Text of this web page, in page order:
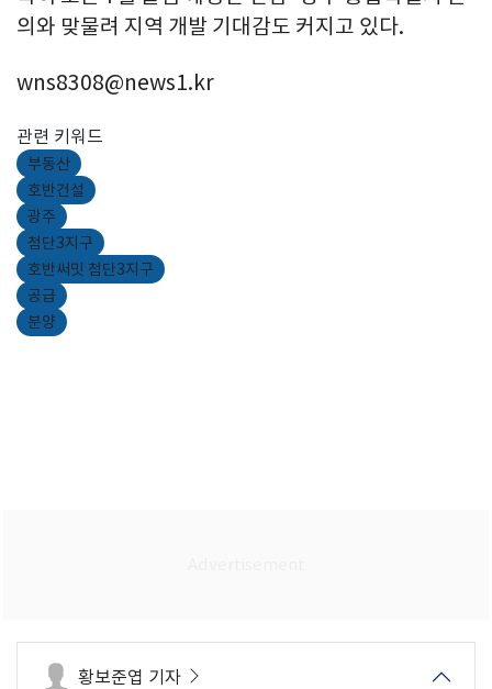
의와 맞물려 지역 개발 기대감도 커지고 있다.
wns8308@news1.kr
관련 키워드
부동산
호반건설
광주
첨단3지구
호반써밋 첨단3지구
공급
분양
황보준엽 기자